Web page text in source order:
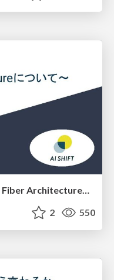
Deep Dive Into React 〜React Fiber Architectureについて〜
2 550